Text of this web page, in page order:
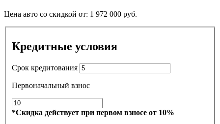
Цена авто со скидкой от: 1 972 000 руб.
Кредитные условия
Срок кредитования
Первоначальный взнос
*Скидка действует при первом взносе от 10%